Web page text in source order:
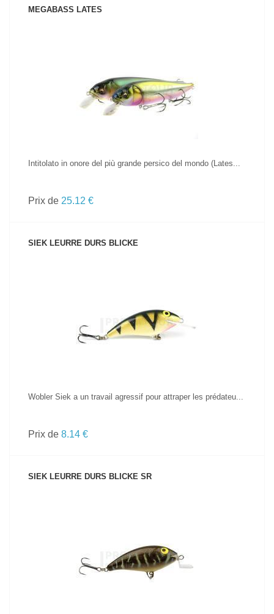
MEGABASS LATES
Intitolato in onore del più grande persico del mondo (Lates...
Prix de 25.12 €
SIEK LEURRE DURS BLICKE
Wobler Siek a un travail agressif pour attraper les prédateu...
Prix de 8.14 €
SIEK LEURRE DURS BLICKE SR